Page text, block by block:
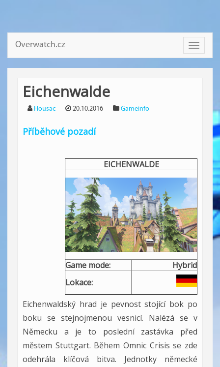
Toggle
Overwatch.cz
Eichenwalde
Housac 20.10.2016 Gameinfo
Příběhové pozadí
EICHENWALDE
Game mode:
Hybrid
Lokace:
Eichenwaldský hrad je pevnost stojící bok po
boku se stejnojmenou vesnicí. Nalézá se v
Německu a je to poslední zastávka před
městem Stuttgart. Během Omnic Crisis se zde
odehrála klíčová bitva. Jednotky německé